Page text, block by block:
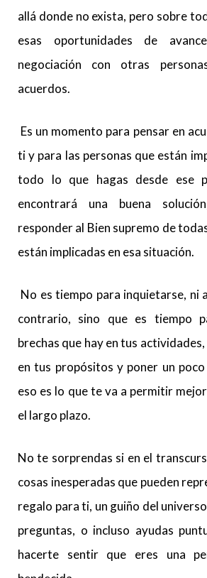
allá donde no exista, pero sobre
esas oportunidades de
negociación con otras
acuerdos.
Es un momento para pensar en
ti y para las personas que están
todo lo que hagas desde ese
encontrará una buena
responder al Bien supremo de
están implicadas en esa situación.
No es tiempo para inquietarse, ni
contrario, sino que es tiempo
brechas que hay en tus
en tus propósitos y poner un
eso es lo que te va a permitir
el largo plazo.
No te sorprendas si en el
cosas inesperadas que pueden
regalo para ti, un guiño del
preguntas, o incluso ayudas
hacerte sentir que eres una